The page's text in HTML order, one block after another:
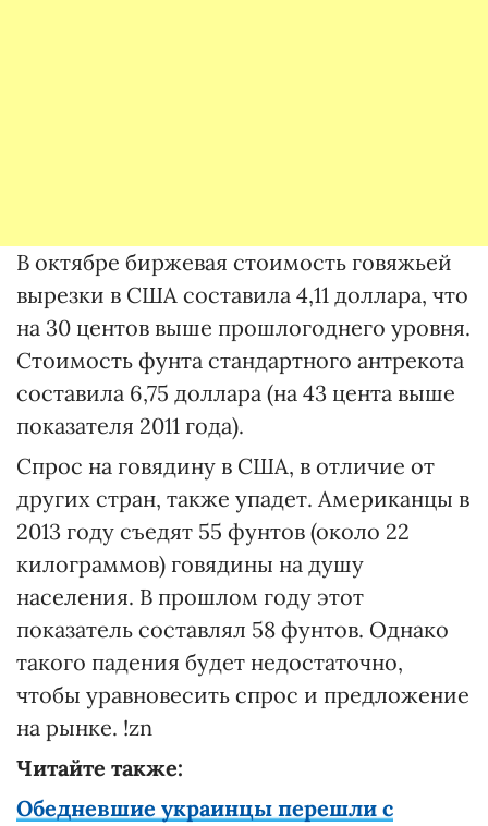
В октябре биржевая стоимость говяжьей
вырезки в США составила 4,11 доллара, что
на 30 центов выше прошлогоднего уровня.
Стоимость фунта стандартного антрекота
составила 6,75 доллара (на 43 цента выше
показателя 2011 года).
Спрос на говядину в США, в отличие от
других стран, также упадет. Американцы в
2013 году съедят 55 фунтов (около 22
килограммов) говядины на душу
населения. В прошлом году этот
показатель составлял 58 фунтов. Однако
такого падения будет недостаточно,
чтобы уравновесить спрос и предложение
на рынке. !zn
Читайте также:
Обедневшие украинцы перешли c